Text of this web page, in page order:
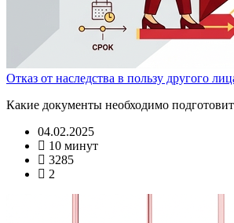
Отказ от наследства в пользу другого
Какие документы необходимо
04.02.2025
10 минут
3285
2